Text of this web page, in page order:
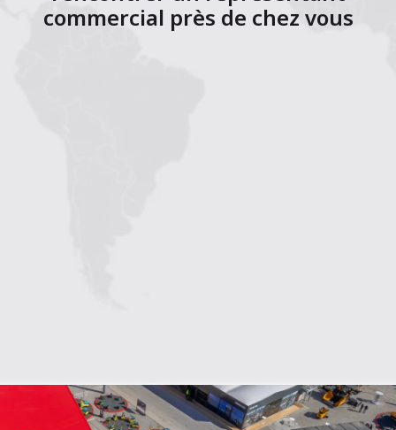
commercial près de chez vous